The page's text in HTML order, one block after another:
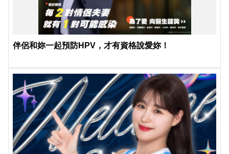
伴侶和妳一起預防HPV，才有資格說愛妳！